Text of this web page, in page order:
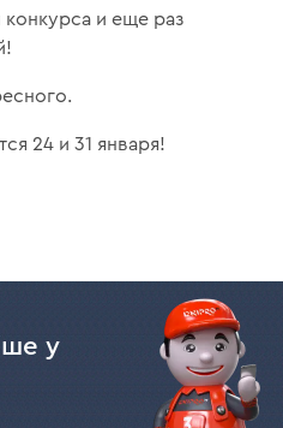
и еще раз
24 и 31 января!
у